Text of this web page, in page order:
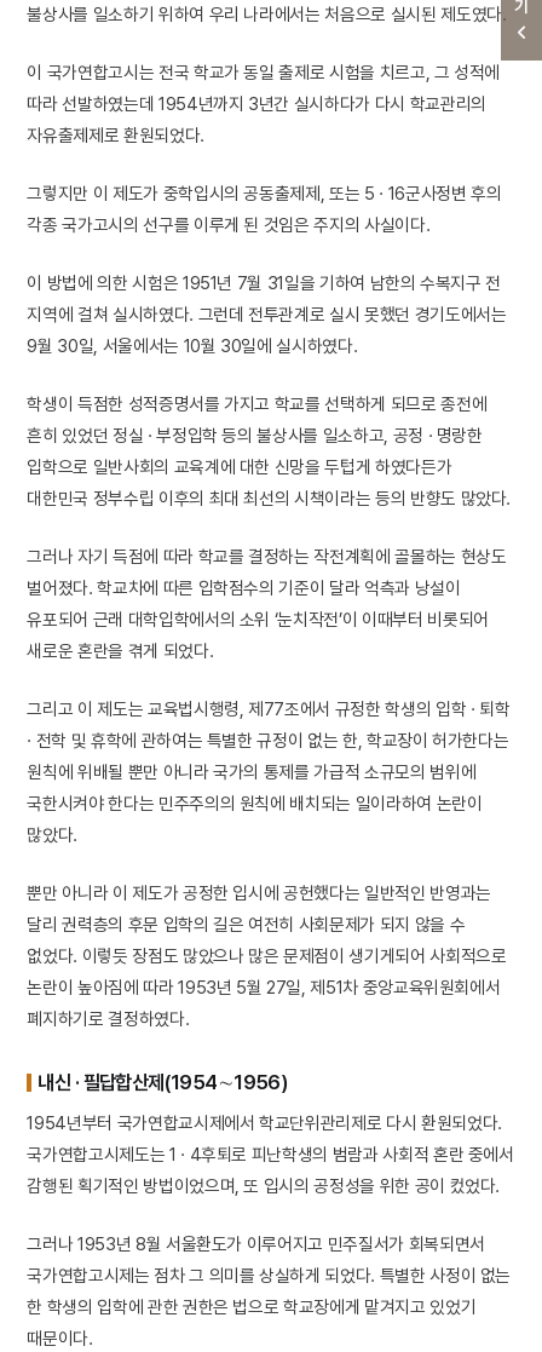
불상사를 일소하기 위하여 우리 나라에서는 처음으로 실시된 제도였다.
이 국가연합고시는 전국 학교가 동일 출제로 시험을 치르고, 그 성적에
따라 선발하였는데 1954년까지 3년간 실시하다가 다시 학교관리의
자유출제제로 환원되었다.
그렇지만 이 제도가 중학입시의 공동출제제, 또는 5 · 16군사정변 후의
각종 국가고시의 선구를 이루게 된 것임은 주지의 사실이다.
이 방법에 의한 시험은 1951년 7월 31일을 기하여 남한의 수복지구 전
지역에 걸쳐 실시하였다. 그런데 전투관계로 실시 못했던 경기도에서는
9월 30일, 서울에서는 10월 30일에 실시하였다.
학생이 득점한 성적증명서를 가지고 학교를 선택하게 되므로 종전에
흔히 있었던 정실 · 부정입학 등의 불상사를 일소하고, 공정 · 명랑한
입학으로 일반사회의 교육계에 대한 신망을 두텁게 하였다든가
대한민국 정부수립 이후의 최대 최선의 시책이라는 등의 반향도 많았다.
그러나 자기 득점에 따라 학교를 결정하는 작전계획에 골몰하는 현상도
벌어졌다. 학교차에 따른 입학점수의 기준이 달라 억측과 낭설이
유포되어 근래 대학입학에서의 소위 ‘눈치작전’이 이때부터 비롯되어
새로운 혼란을 겪게 되었다.
그리고 이 제도는 교육법시행령, 제77조에서 규정한 학생의 입학 · 퇴학
· 전학 및 휴학에 관하여는 특별한 규정이 없는 한, 학교장이 허가한다는
원칙에 위배될 뿐만 아니라 국가의 통제를 가급적 소규모의 범위에
국한시켜야 한다는 민주주의의 원칙에 배치되는 일이라하여 논란이
많았다.
뿐만 아니라 이 제도가 공정한 입시에 공헌했다는 일반적인 반영과는
달리 권력층의 후문 입학의 길은 여전히 사회문제가 되지 않을 수
없었다. 이렇듯 장점도 많았으나 많은 문제점이 생기게되어 사회적으로
논란이 높아짐에 따라 1953년 5월 27일, 제51차 중앙교육위원회에서
폐지하기로 결정하였다.
내신 · 필답합산제(1954∼1956)
1954년부터 국가연합교시제에서 학교단위관리제로 다시 환원되었다.
국가연합고시제도는 1 · 4후퇴로 피난학생의 범람과 사회적 혼란 중에서
감행된 획기적인 방법이었으며, 또 입시의 공정성을 위한 공이 컸었다.
그러나 1953년 8월 서울환도가 이루어지고 민주질서가 회복되면서
국가연합고시제는 점차 그 의미를 상실하게 되었다. 특별한 사정이 없는
한 학생의 입학에 관한 권한은 법으로 학교장에게 맡겨지고 있었기
때문이다.